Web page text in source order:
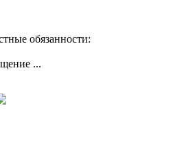
обязанности:
...